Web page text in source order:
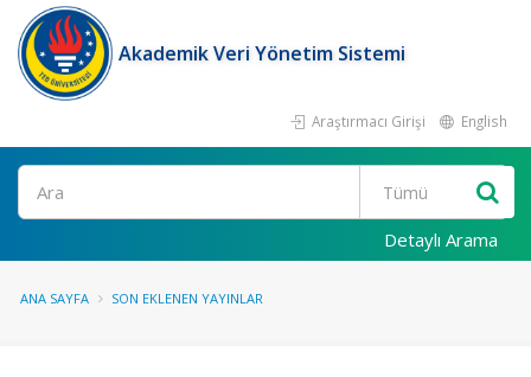
Akademik Veri Yönetim Sistemi
Araştırmacı Girişi English
Ara
Detaylı Arama
ANA SAYFA SON EKLENEN YAYINLAR